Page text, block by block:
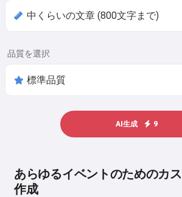
品質を選択
AI生成 9
あらゆるイベントのためのカ
作成